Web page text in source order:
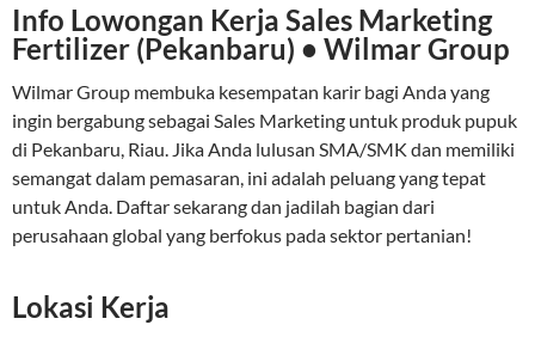
Info Lowongan Kerja Sales Marketing
Fertilizer (Pekanbaru) • Wilmar Group
Wilmar Group membuka kesempatan karir bagi Anda yang
ingin bergabung sebagai Sales Marketing untuk produk pupuk
di Pekanbaru, Riau. Jika Anda lulusan SMA/SMK dan memiliki
semangat dalam pemasaran, ini adalah peluang yang tepat
untuk Anda. Daftar sekarang dan jadilah bagian dari
perusahaan global yang berfokus pada sektor pertanian!
Lokasi Kerja